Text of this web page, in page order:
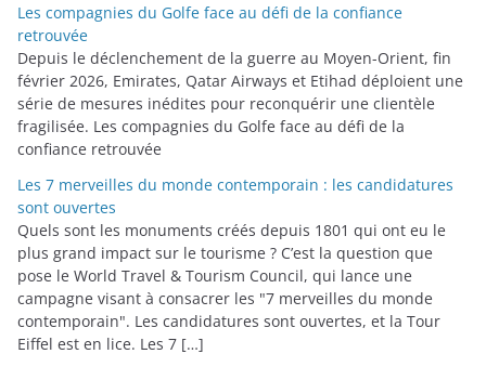
Les compagnies du Golfe face au défi de la confiance
retrouvée
Depuis le déclenchement de la guerre au Moyen-Orient, fin
février 2026, Emirates, Qatar Airways et Etihad déploient une
série de mesures inédites pour reconquérir une clientèle
fragilisée. Les compagnies du Golfe face au défi de la
confiance retrouvée
Les 7 merveilles du monde contemporain : les candidatures
sont ouvertes
Quels sont les monuments créés depuis 1801 qui ont eu le
plus grand impact sur le tourisme ? C’est la question que
pose le World Travel & Tourism Council, qui lance une
campagne visant à consacrer les "7 merveilles du monde
contemporain". Les candidatures sont ouvertes, et la Tour
Eiffel est en lice. Les 7 […]